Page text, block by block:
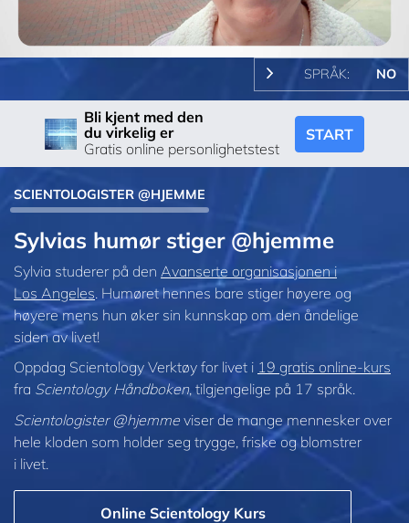
Video
SPRÅK: NO
Bli kjent med den
du virkelig er
Gratis online personlighetstest
START
SCIENTOLOGISTER @HJEMME
Sylvias humør stiger @hjemme
Sylvia studerer på den Avanserte organisasjonen i
Los Angeles . Humøret hennes bare stiger høyere og
høyere mens hun øker sin kunnskap om den åndelige
siden av livet!
Oppdag Scientology Verktøy for livet i 19 gratis online-kurs
fra Scientology Håndboken, tilgjengelige på 17 språk.
Scientologister @hjemme viser de mange mennesker over
hele kloden som holder seg trygge, friske og blomstrer
i livet.
Online Scientology Kurs